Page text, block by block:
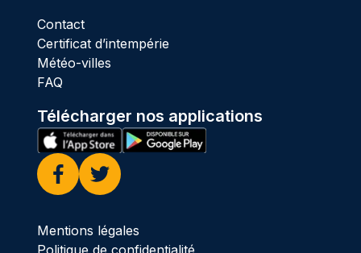
Contact
Certificat d’intempérie
Météo-villes
FAQ
Télécharger nos applications
Facebook
Twitter
Mentions légales
Politique de confidentialité